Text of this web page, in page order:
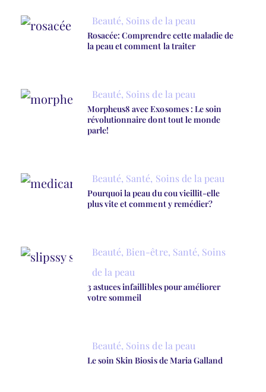
Beauté, Soins de la peau
Rosacée: Comprendre cette maladie de
la peau et comment la traiter
Beauté, Soins de la peau
Morpheus8 avec Exosomes : Le soin
révolutionnaire dont tout le monde
parle!
Beauté, Santé, Soins de la peau
Pourquoi la peau du cou vieillit-elle
plus vite et comment y remédier?
Beauté, Bien-être, Santé, Soins
de la peau
3 astuces infaillibles pour améliorer
votre sommeil
Beauté, Soins de la peau
Le soin Skin Biosis de Maria Galland